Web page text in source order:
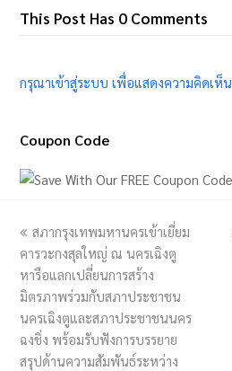
This Post Has 0 Comments
กรุณาเข้าสู่ระบบ เพื่อแสดงความคิดเห็น
Coupon Code
previous
post:
สภากรุงเทพมหานครเข้าเยี่ยม
คารวะกงสุลใหญ่ ณ นครเฉิงตู
หารือแลกเปลี่ยนการสร้าง
มิตรภาพร่วมกับสภาประชาชน
นครเฉิงตูและสภาประชาชนนคร
ฉงชิ่ง พร้อมรับฟังการบรรยาย
สรุปด้านความสัมพันธ์ระหว่าง